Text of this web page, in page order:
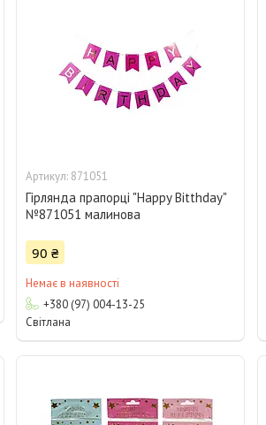
871051
Гірлянда прапорці "Happy Bitthday"
№871051 малинова
90 ₴
Немає в наявності
+380 (97) 004-13-25
Світлана